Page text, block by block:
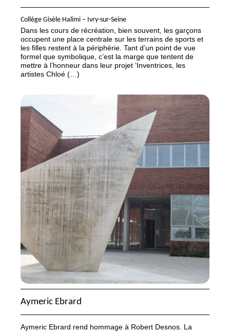
Collège Gisèle Halimi – Ivry-sur-Seine
Dans les cours de récréation, bien souvent, les garçons
occupent une place centrale sur les terrains de sports et
les filles restent à la périphérie. Tant d’un point de vue
formel que symbolique, c’est la marge que tentent de
mettre à l’honneur dans leur projet ‘Inventrices, les
artistes Chloé (…)
Aymeric Ebrard
Aymeric Ebrard rend hommage à Robert Desnos. La